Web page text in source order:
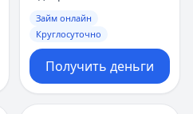
Займ онлайн
Круглосуточно
Получить деньги